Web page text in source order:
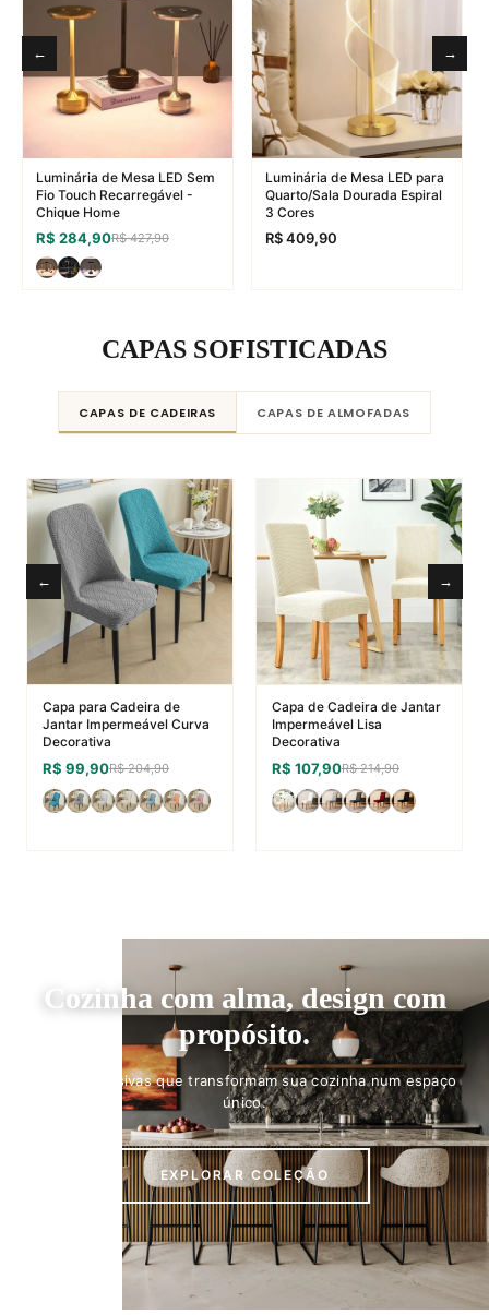
Luminária de Teto para
Sala/Quarto/Cozinha em LED
Circular - Preta
R$ 259,90
→
← →
Luminária de Mesa LED Sem
Fio Touch Recarregável -
Chique Home
R$ 284,90R$ 427,90
Luminária de Mesa LED para
Quarto/Sala Dourada Espiral
3 Cores
R$ 409,90
CAPAS SOFISTICADAS
CAPAS DE CADEIRAS CAPAS DE ALMOFADAS
← →
Capa para Cadeira de
Jantar Impermeável Curva
Decorativa
R$ 99,90R$ 204,90
Capa de Cadeira de Jantar
Impermeável Lisa
Decorativa
R$ 107,90R$ 214,90
Cozinha com alma, design com
propósito.
Peças exclusivas que transformam sua cozinha num espaço
único.
EXPLORAR COLEÇÃO